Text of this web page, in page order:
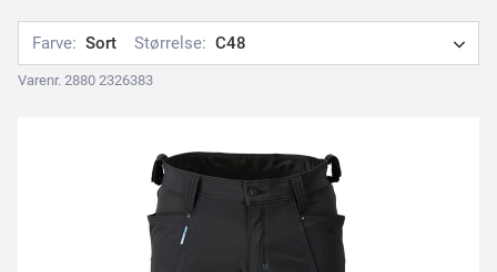
Farve: Sort Størrelse: C48
Varenr. 2880 2326383